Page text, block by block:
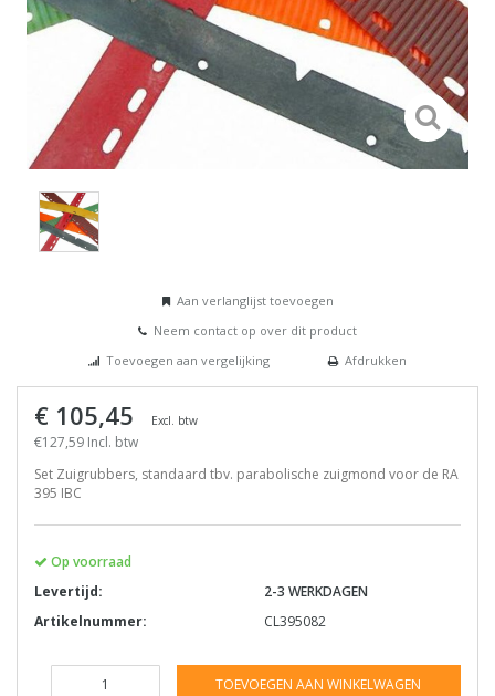
Aan verlanglijst toevoegen
Neem contact op over dit product
Toevoegen aan vergelijking
Afdrukken
€ 105,45 Excl. btw
€127,59 Incl. btw
Set Zuigrubbers, standaard tbv. parabolische zuigmond voor de RA
395 IBC
Op voorraad
Levertijd:
2-3 WERKDAGEN
Artikelnummer:
CL395082
TOEVOEGEN AAN WINKELWAGEN